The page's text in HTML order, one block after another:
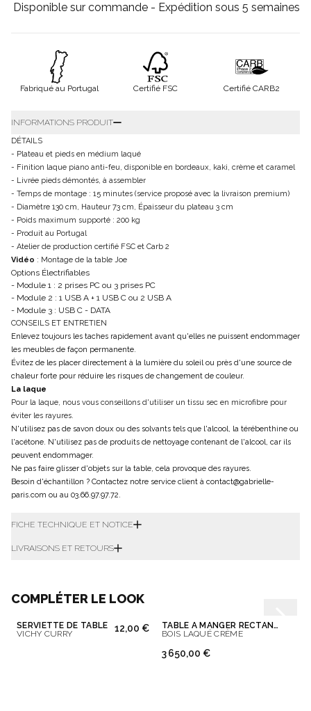
Disponible sur commande - Expédition sous 5 semaines
Fabriqué au Portugal Certifié FSC Certifié CARB2
INFORMATIONS PRODUIT
DÉTAILS
- Plateau et pieds en médium laqué
- Finition laque piano anti-feu, disponible en bordeaux, kaki, crème et caramel
- Livrée pieds démontés, à assembler
- Temps de montage : 15 minutes (service proposé avec la livraison premium)
- Diamètre 130 cm, Hauteur 73 cm, Épaisseur du plateau 3 cm
- Poids maximum supporté : 200 kg
- Produit au Portugal
- Atelier de production certifié FSC et Carb 2
Vidéo : Montage de la table Joe
Options Électrifiables
- Module 1 : 2 prises PC ou 3 prises PC
- Module 2 : 1 USB A + 1 USB C ou 2 USB A
- Module 3 : USB C - DATA
CONSEILS ET ENTRETIEN
Enlevez toujours les taches rapidement avant qu'elles ne puissent endommager
les meubles de façon permanente.
Évitez de les placer directement à la lumière du soleil ou près d'une source de
chaleur forte pour réduire les risques de changement de couleur.
La laque
Pour la laque, nous vous conseillons d'utiliser un tissu sec en microfibre pour
éviter les rayures.
N'utilisez pas de savon doux ou des solvants tels que l'alcool, la térébenthine ou
l'acétone. N'utilisez pas de produits de nettoyage contenant de l'alcool, car ils
peuvent endommager.
Ne pas faire glisser d'objets sur la table, cela provoque des rayures.
Besoin d'échantillon ? Contactez notre service client à contact@gabrielle-
paris.com ou au 03.66.97.97.72.
FICHE TECHNIQUE ET NOTICE
LIVRAISONS ET RETOURS
COMPLÉTER LE LOOK
SERVIETTE DE TABLE
VICHY CURRY
12,00 €
TABLE À MANGER RECTANGULAIRE JOE
BOIS LAQUÉ CRÈME
3 650,00 €